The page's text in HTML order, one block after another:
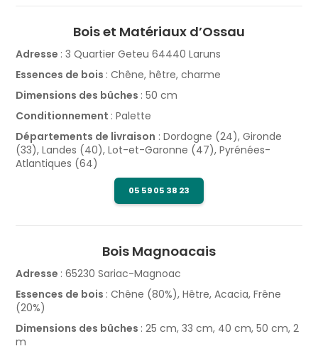
Bois et Matériaux d’Ossau
Adresse : 3 Quartier Geteu 64440 Laruns
Essences de bois : Chêne, hêtre, charme
Dimensions des bûches : 50 cm
Conditionnement : Palette
Départements de livraison : Dordogne (24), Gironde
(33), Landes (40), Lot-et-Garonne (47), Pyrénées-
Atlantiques (64)
05 59 05 38 23
Bois Magnoacais
Adresse : 65230 Sariac-Magnoac
Essences de bois : Chêne (80%), Hêtre, Acacia, Frêne
(20%)
Dimensions des bûches : 25 cm, 33 cm, 40 cm, 50 cm, 2
m